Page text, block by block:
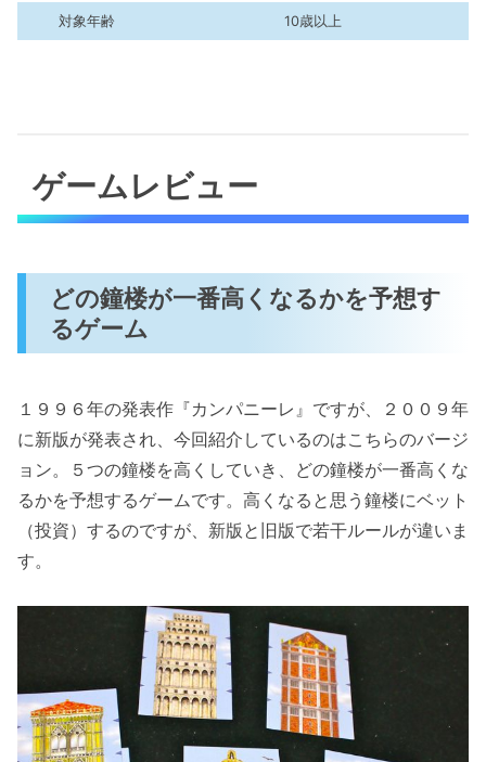
対象年齢 10歳以上
ゲームレビュー
どの鐘楼が一番高くなるかを予想す
るゲーム
１９９６年の発表作『カンパニーレ』ですが、２００９年
に新版が発表され、今回紹介しているのはこちらのバージ
ョン。５つの鐘楼を高くしていき、どの鐘楼が一番高くな
るかを予想するゲームです。高くなると思う鐘楼にベット
（投資）するのですが、新版と旧版で若干ルールが違いま
す。